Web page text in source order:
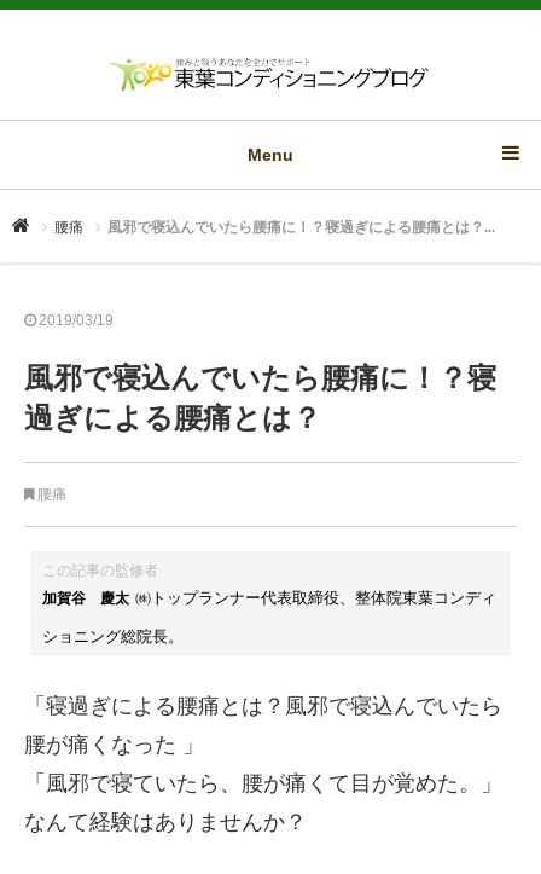
Menu
腰痛 風邪で寝込んでいたら腰痛に！？寝過ぎによる腰痛とは？...
2019/03/19
風邪で寝込んでいたら腰痛に！？寝
過ぎによる腰痛とは？
腰痛
この記事の監修者
加賀谷 慶太 ㈱トップランナー代表取締役、整体院東葉コンディ
ショニング総院長。
「寝過ぎによる腰痛とは？風邪で寝込んでいたら
腰が痛くなった 」
「風邪で寝ていたら、腰が痛くて目が覚めた。」
なんて経験はありませんか？